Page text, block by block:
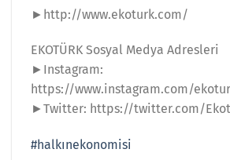
►http://www.ekoturk.com/
EKOTÜRK Sosyal Medya Adresleri
►Instagram:
https://www.instagram.com/
►Twitter: https://twitter.com/
#halkınekonomisi